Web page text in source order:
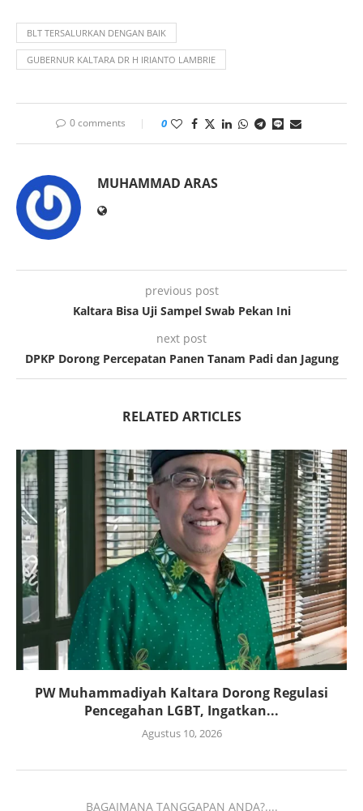
BLT TERSALURKAN DENGAN BAIK
GUBERNUR KALTARA DR H IRIANTO LAMBRIE
0 comments 0
MUHAMMAD ARAS
previous post
Kaltara Bisa Uji Sampel Swab Pekan Ini
next post
DPKP Dorong Percepatan Panen Tanam Padi dan Jagung
RELATED ARTICLES
PW Muhammadiyah Kaltara Dorong Regulasi
Pencegahan LGBT, Ingatkan...
Agustus 10, 2026
BAGAIMANA TANGGAPAN ANDA?....